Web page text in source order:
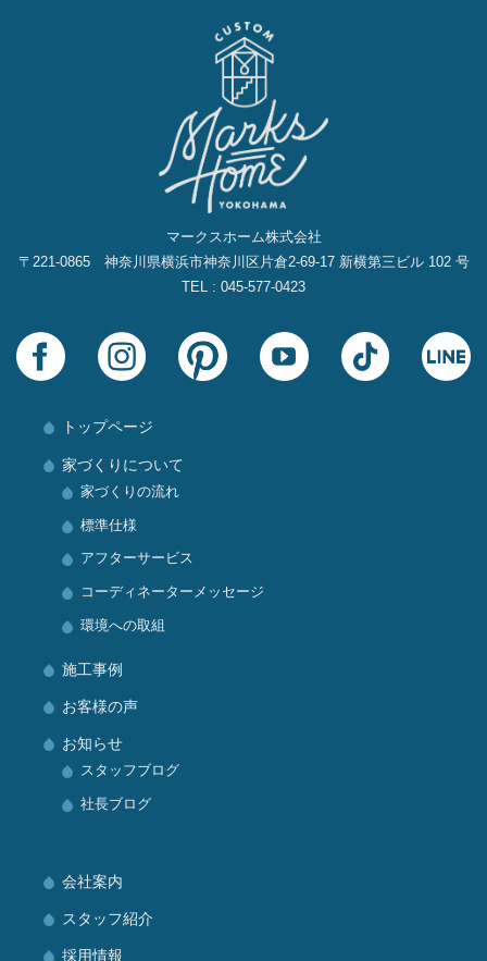
マークスホーム株式会社
〒221-0865 神奈川県横浜市神奈川区片倉2‐69‐17 新横第三ビル 102 号
TEL : 045-577-0423
トップページ
家づくりについて
家づくりの流れ
標準仕様
アフターサービス
コーディネーターメッセージ
環境への取組
施工事例
お客様の声
お知らせ
スタッフブログ
社長ブログ
会社案内
スタッフ紹介
採用情報